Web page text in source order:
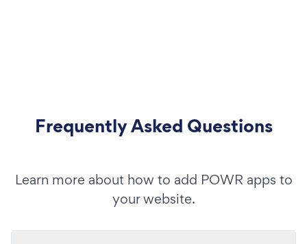
Frequently Asked Questions
Learn more about how to add POWR apps to
your website.